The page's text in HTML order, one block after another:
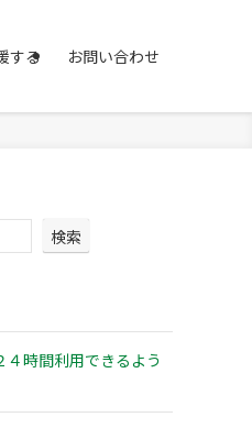
する お問い合わせ
検索
時間利用できるよう